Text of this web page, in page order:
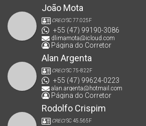
João Mota
CRECISC 77.025F
+55 (47) 99190-3086
dlimamota@icloud.com
Página do Corretor
Alan Argenta
CRECISC 75-822F
+55 (47) 99624-0223
alan.argenta@hotmail.com
Página do Corretor
Rodolfo Crispim
CRECISC 45.565F